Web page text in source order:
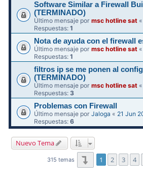
Software Similar a Firewall
(TERMINADO)
Último mensaje pormsc hotline sat
Respuestas:1
Nota de ayuda con el firewall
Último mensaje pormsc hotline sat
Respuestas:1
filtros ip se me ponen al
(TERMINADO)
Último mensaje pormsc hotline sat «
Respuestas: 3
Problemas con Firewall
Último mensaje porJaloga « 21 Jun
Respuestas:6
Nuevo Tema
315 temas Página1 de 11
1 2 3 4